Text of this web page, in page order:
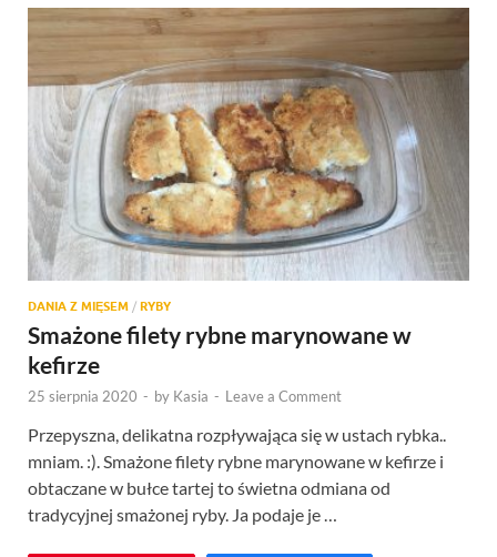
DANIA Z MIĘSEM / RYBY
Smażone filety rybne marynowane w
kefirze
25 sierpnia 2020 - by Kasia - Leave a Comment
Przepyszna, delikatna rozpływająca się w ustach rybka..
mniam. :). Smażone filety rybne marynowane w kefirze i
obtaczane w bułce tartej to świetna odmiana od
tradycyjnej smażonej ryby. Ja podaje je …